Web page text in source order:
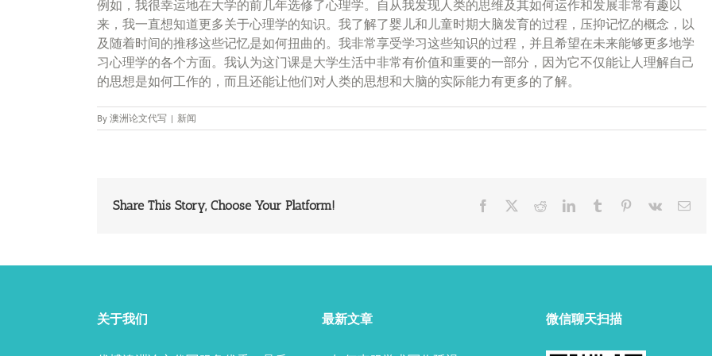
例如，我很幸运地在大学的前几年选修了心理学。自从我发现人类的思维及其如何运作和发展非常有趣以
来，我一直想知道更多关于心理学的知识。我了解了婴儿和儿童时期大脑发育的过程，压抑记忆的概念，以
及随着时间的推移这些记忆是如何扭曲的。我非常享受学习这些知识的过程，并且希望在未来能够更多地学
习心理学的各个方面。我认为这门课是大学生活中非常有价值和重要的一部分，因为它不仅能让人理解自己
的思想是如何工作的，而且还能让他们对人类的思想和大脑的实际能力有更多的了解。
By 澳洲论文代写 | 新闻
Share This Story, Choose Your Platform! Facebook RedditLinkedInTumblr Pinterest
Vk Email
关于我们 最新文章 微信聊天扫描